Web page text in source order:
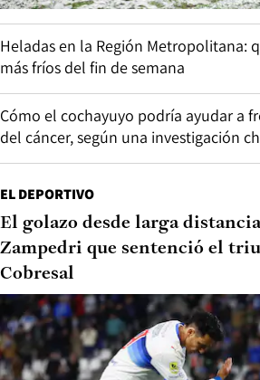
Heladas en la Región Metropolitana:
más fríos del fin de semana
Cómo el cochayuyo podría ayudar a
del cáncer, según una investigación
EL DEPORTIVO
El golazo desde larga
Zampedri que sentenció el
Cobresal